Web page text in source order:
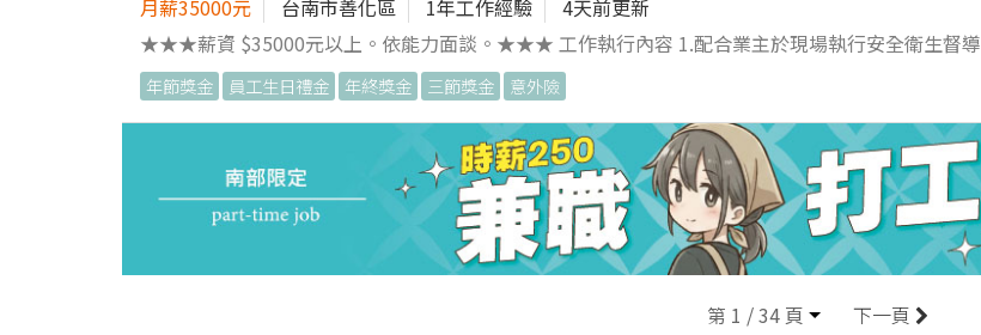
月薪35000元
台南市善化區 1年工作經驗
4天前更新
★★★薪資 $35000元以上。依能力面談。★★★ 工作執行內容 1.配合業主於現場執行安全衛生督導。 2.工地現場巡檢，
以維護施工之工程安全。 3.參與例行性會議，處理各項工安相關之文件及表單。 4.配合業主交辦之
管理經驗、人員安全溝通協調 ※薪資依個人經歷面議 工作地點：台南南科園區 面試地點：線上面試
面談。 ★福利制度：三節獎金、年終獎金、生日禮金、員工旅遊補助、每年調薪。
年節獎金 員工生日禮金 年終獎金 三節獎金 意外險
第 1 / 34 頁 下一頁